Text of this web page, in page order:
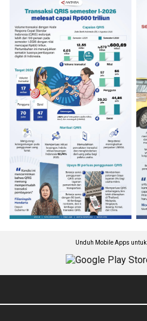
Unduh Mobile Apps